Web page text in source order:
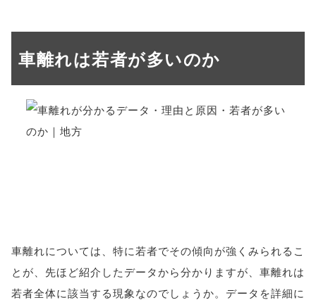
車離れは若者が多いのか
車離れについては、特に若者でその傾向が強くみられるこ
とが、先ほど紹介したデータから分かりますが、車離れは
若者全体に該当する現象なのでしょうか。データを詳細に